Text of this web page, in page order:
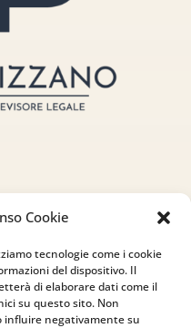
Cookie
tecnologie come i cookie
del dispositivo. Il
di elaborare dati come il
su questo sito. Non
influire negativamente su